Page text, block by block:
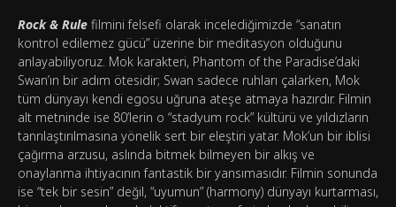
Rock & Rule filmini felsefi olarak incelediğimizde “sanatın
kontrol edilemez gücü” üzerine bir meditasyon olduğunu
anlayabiliyoruz. Mok karakteri, Phantom of the Paradise’daki
Swan’ın bir adım ötesidir; Swan sadece ruhları çalarken, Mok
tüm dünyayı kendi egosu uğruna ateşe atmaya hazırdır. Filmin
alt metninde ise 80’lerin o “stadyum rock” kültürü ve yıldızların
tanrılaştırılmasına yönelik sert bir eleştiri yatar. Mok’un bir iblisi
çağırma arzusu, aslında bitmek bilmeyen bir alkış ve
onaylanma ihtiyacının fantastik bir yansımasıdır. Filmin sonunda
ise “tek bir sesin” değil, “uyumun” (harmony) dünyayı kurtarması,